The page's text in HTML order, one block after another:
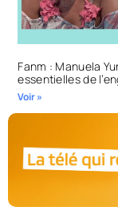
Fanm : Manuela
essentielles de
Voir »